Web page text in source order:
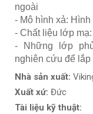
ngoài
- Mô hình xả: Hình
- Chất liệu lớp
- Những lớp
nghiên cứu để
Nhà sản xuất:
Xuất xứ: Đức
Tài liệu kỹ thuật: